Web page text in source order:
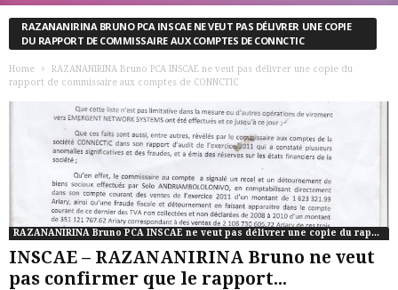
RAZANANIRINA BRUNO PCA INSCAE NE VEUT PAS DÉLIVRER UNE COPIE
DU RAPPORT DE COMMISSAIRE AUX COMPTES DE CONNCTIC
Home
RAZANANIRINA Bruno PCA INSCAE ne veut pas délivrer une copie du
rapport de commissaire aux comptes de CONNCTIC
RAZANANIRINA Bruno PCA INSCAE ne veut pas délivrer une copie du rapport de commissaire aux comptes de CONNCTIC
INSCAE – RAZANANIRINA Bruno ne veut
pas confirmer que le rapport...